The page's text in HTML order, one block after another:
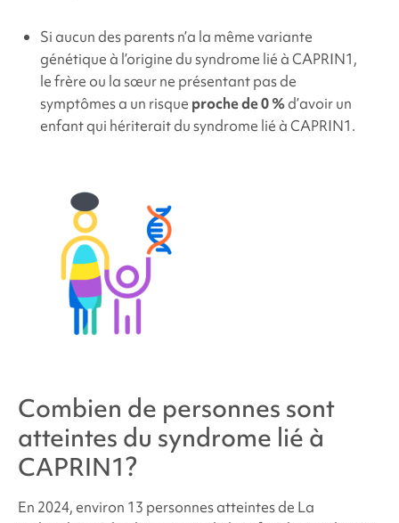
Si aucun des parents n’a la même variante
génétique à l’origine dusyndrome lié à CAPRIN1,
le frère ou la sœur ne présentant pas de
symptômes a un risque proche de 0 %d’avoir un
enfant qui hériterait dusyndrome lié à CAPRIN1.
Combien de personnes sont
atteintes du syndrome lié à
CAPRIN1?
En 2024, environ 13 personnes atteintes de La